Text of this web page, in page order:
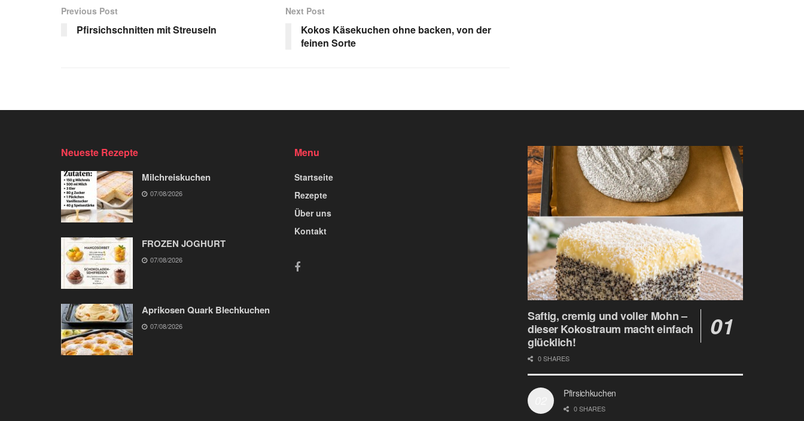
Previous Post
Pfirsichschnitten mit Streuseln
Next Post
Kokos Käsekuchen ohne backen, von der
feinen Sorte
Neueste Rezepte
Milchreiskuchen
07/08/2026
FROZEN JOGHURT
07/08/2026
Aprikosen Quark Blechkuchen
07/08/2026
Menu
Startseite
Rezepte
Über uns
Kontakt
Saftig, cremig und voller Mohn –
dieser Kokostraum macht einfach
glücklich!
0 SHARES
Pfirsichkuchen
0 SHARES